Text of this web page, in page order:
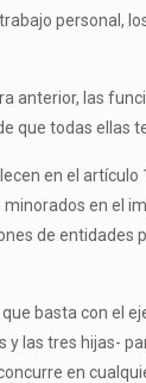
personal,
anterior, las
que todas ellas
en el
en el
de entidades
basta con el
las tres hijas-
en